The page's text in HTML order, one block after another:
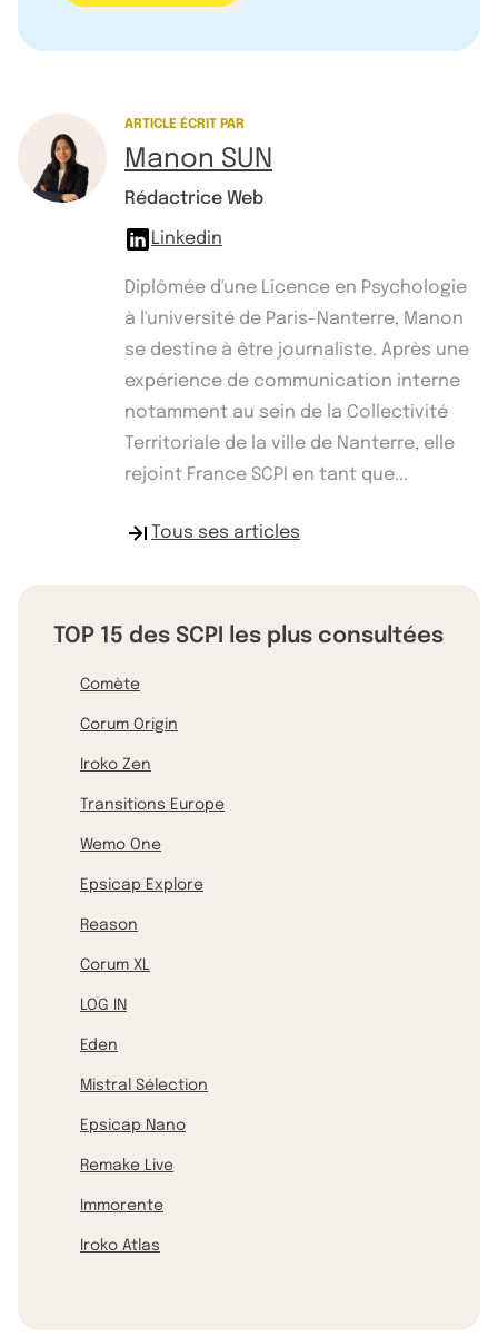
ARTICLE ÉCRIT PAR
Manon SUN
Rédactrice Web
Linkedin
Diplômée d'une Licence en Psychologie
à l'université de Paris-Nanterre, Manon
se destine à être journaliste. Après une
expérience de communication interne
notamment au sein de la Collectivité
Territoriale de la ville de Nanterre, elle
rejoint France SCPI en tant que...
Tous ses articles
TOP 15 des SCPI les plus consultées
Comète
Corum Origin
Iroko Zen
Transitions Europe
Wemo One
Epsicap Explore
Reason
Corum XL
LOG IN
Eden
Mistral Sélection
Epsicap Nano
Remake Live
Immorente
Iroko Atlas